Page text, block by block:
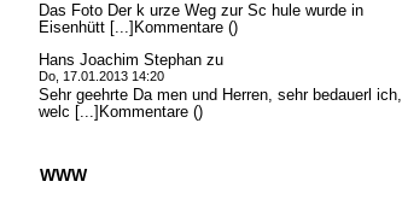
Das Foto Der k urze Weg zur Sc hule wurde in
Eisenhütt [...]Kommentare ()
Hans Joachim Stephan zu
Do, 17.01.2013 14:20
Sehr geehrte Da men und Herren, sehr bedauerl ich,
welc [...]Kommentare ()
WWW